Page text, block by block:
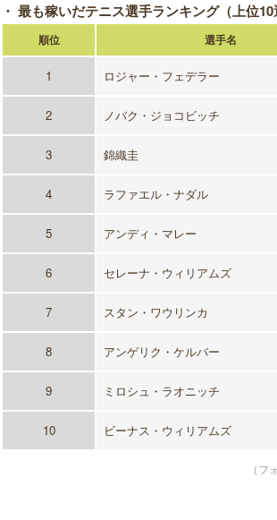
・ 最も稼いだテニス選手ランキング（上位10
順位 選手名
1 ロジャー・フェデラー
2 ノバク・ジョコビッチ
3 錦織圭
4 ラファエル・ナダル
5 アンディ・マレー
6 セレーナ・ウィリアムズ
7 スタン・ワウリンカ
8 アンゲリク・ケルバー
9 ミロシュ・ラオニッチ
10 ビーナス・ウィリアムズ
（